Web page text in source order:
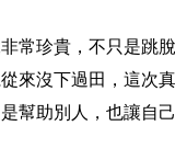
常珍貴，不只是跳
來沒下過田，這次
幫助別人，也讓自己